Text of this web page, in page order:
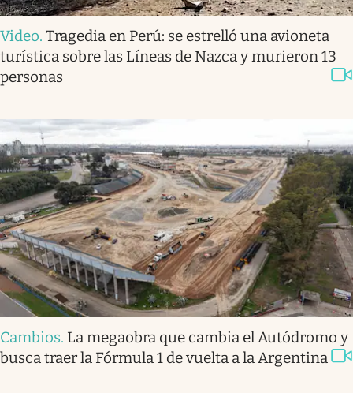
Video. Tragedia en Perú: se estrelló una avioneta
turística sobre las Líneas de Nazca y murieron 13
personas
Cambios. La megaobra que cambia el Autódromo y
busca traer la Fórmula 1 de vuelta a la Argentina